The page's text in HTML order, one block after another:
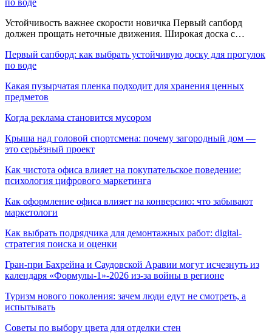
Устойчивость важнее скорости новичка Первый сапборд
должен прощать неточные движения. Широкая доска с…
Первый сапборд: как выбрать устойчивую доску для прогулок
по воде
Какая пузырчатая пленка подходит для хранения ценных
предметов
Когда реклама становится мусором
Крыша над головой спортсмена: почему загородный дом —
это серьёзный проект
Как чистота офиса влияет на покупательское поведение:
психология цифрового маркетинга
Как оформление офиса влияет на конверсию: что забывают
маркетологи
Как выбрать подрядчика для демонтажных работ: digital-
стратегия поиска и оценки
Гран-при Бахрейна и Саудовской Аравии могут исчезнуть из
календаря «Формулы-1»-2026 из-за войны в регионе
Туризм нового поколения: зачем люди едут не смотреть, а
испытывать
Советы по выбору цвета для отделки стен